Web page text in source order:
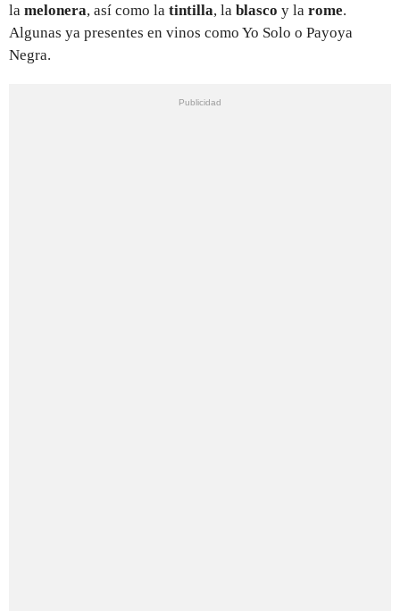
la melonera, así como la tintilla, la blasco y la rome.
Algunas ya presentes en vinos como Yo Solo o Payoya
Negra.